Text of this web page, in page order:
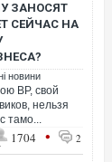
ЗАНОСЯТ
СЕЙЧАС НА
новини
ВР, свой
нельзя
тамо...
1704 • 2